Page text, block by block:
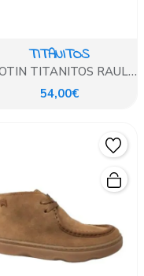
TITANITOS
TITANITOS RAUL
BEIG
54,00€